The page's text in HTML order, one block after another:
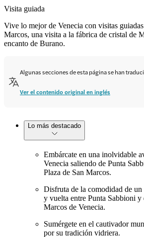
Visita guiada
Vive lo mejor de Venecia con visitas
Marcos, una visita a la fábrica de cristal de
encanto de Burano.
Algunas secciones de esta página se han
Ver el contenido original en inglés
Lo más destacado
Embárcate en una inolvidable
Venecia saliendo de Punta
Plaza de San Marcos.
Disfruta de la comodidad de un
y vuelta entre Punta Sabbioni y
Marcos de Venecia.
Sumérgete en el cautivador
por su tradición vidriera.